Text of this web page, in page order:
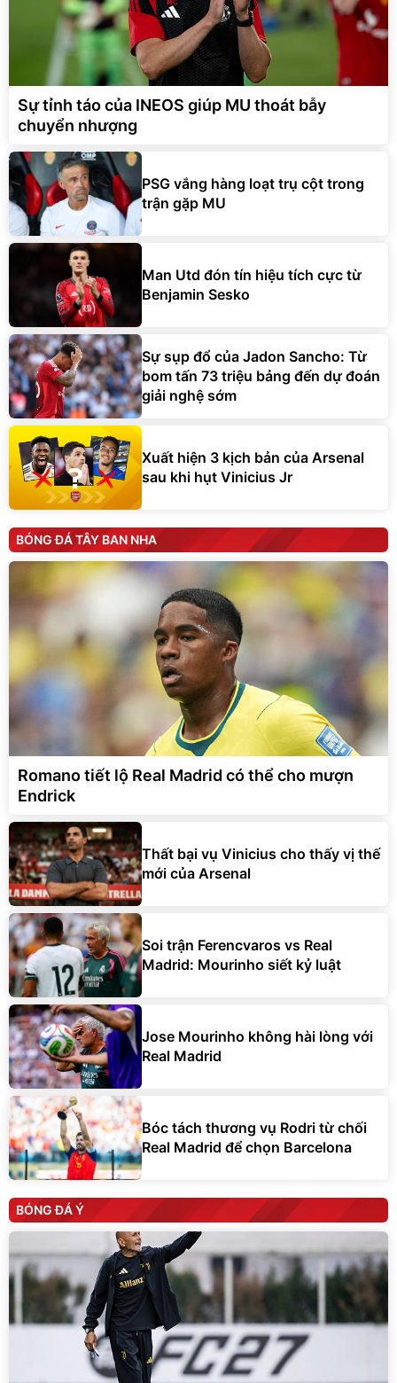
Sự tỉnh táo của INEOS giúp MU thoát bẫy
chuyển nhượng
PSG vắng hàng loạt trụ cột trong
trận gặp MU
Man Utd đón tín hiệu tích cực từ
Benjamin Sesko
Sự sụp đổ của Jadon Sancho: Từ
bom tấn 73 triệu bảng đến dự đoán
giải nghệ sớm
Xuất hiện 3 kịch bản của Arsenal
sau khi hụt Vinicius Jr
BÓNG ĐÁ TÂY BAN NHA
Romano tiết lộ Real Madrid có thể cho mượn
Endrick
Thất bại vụ Vinicius cho thấy vị thế
mới của Arsenal
Soi trận Ferencvaros vs Real
Madrid: Mourinho siết kỷ luật
Jose Mourinho không hài lòng với
Real Madrid
Bóc tách thương vụ Rodri từ chối
Real Madrid để chọn Barcelona
BÓNG ĐÁ Ý